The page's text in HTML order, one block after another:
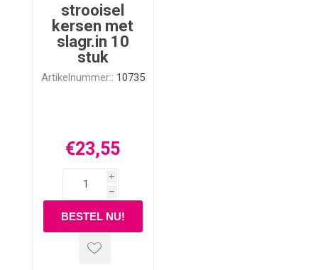
strooisel
kersen met
slagr.in 10
stuk
Artikelnummer:: 10735
€23,55
i
h